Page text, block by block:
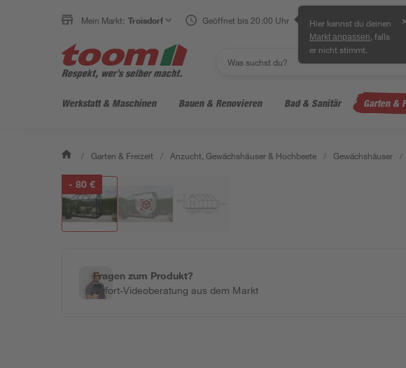
Mein Markt: Troisdorf Geöffnet bis 20:00 Uhr Hier kannst du deinen
Markt anpassen , falls
er nicht stimmt.
✕
Werkstatt & Maschinen Bauen & Renovieren Bad & Sanitär Garten &
/ Garten & Freizeit / Anzucht, Gewächshäuser & Hochbeete / Gewächshäuser /
- 80 €
Fragen zum Produkt?
Sofort-Videoberatung aus dem Markt